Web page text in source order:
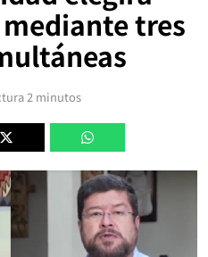
tres
2 minutos